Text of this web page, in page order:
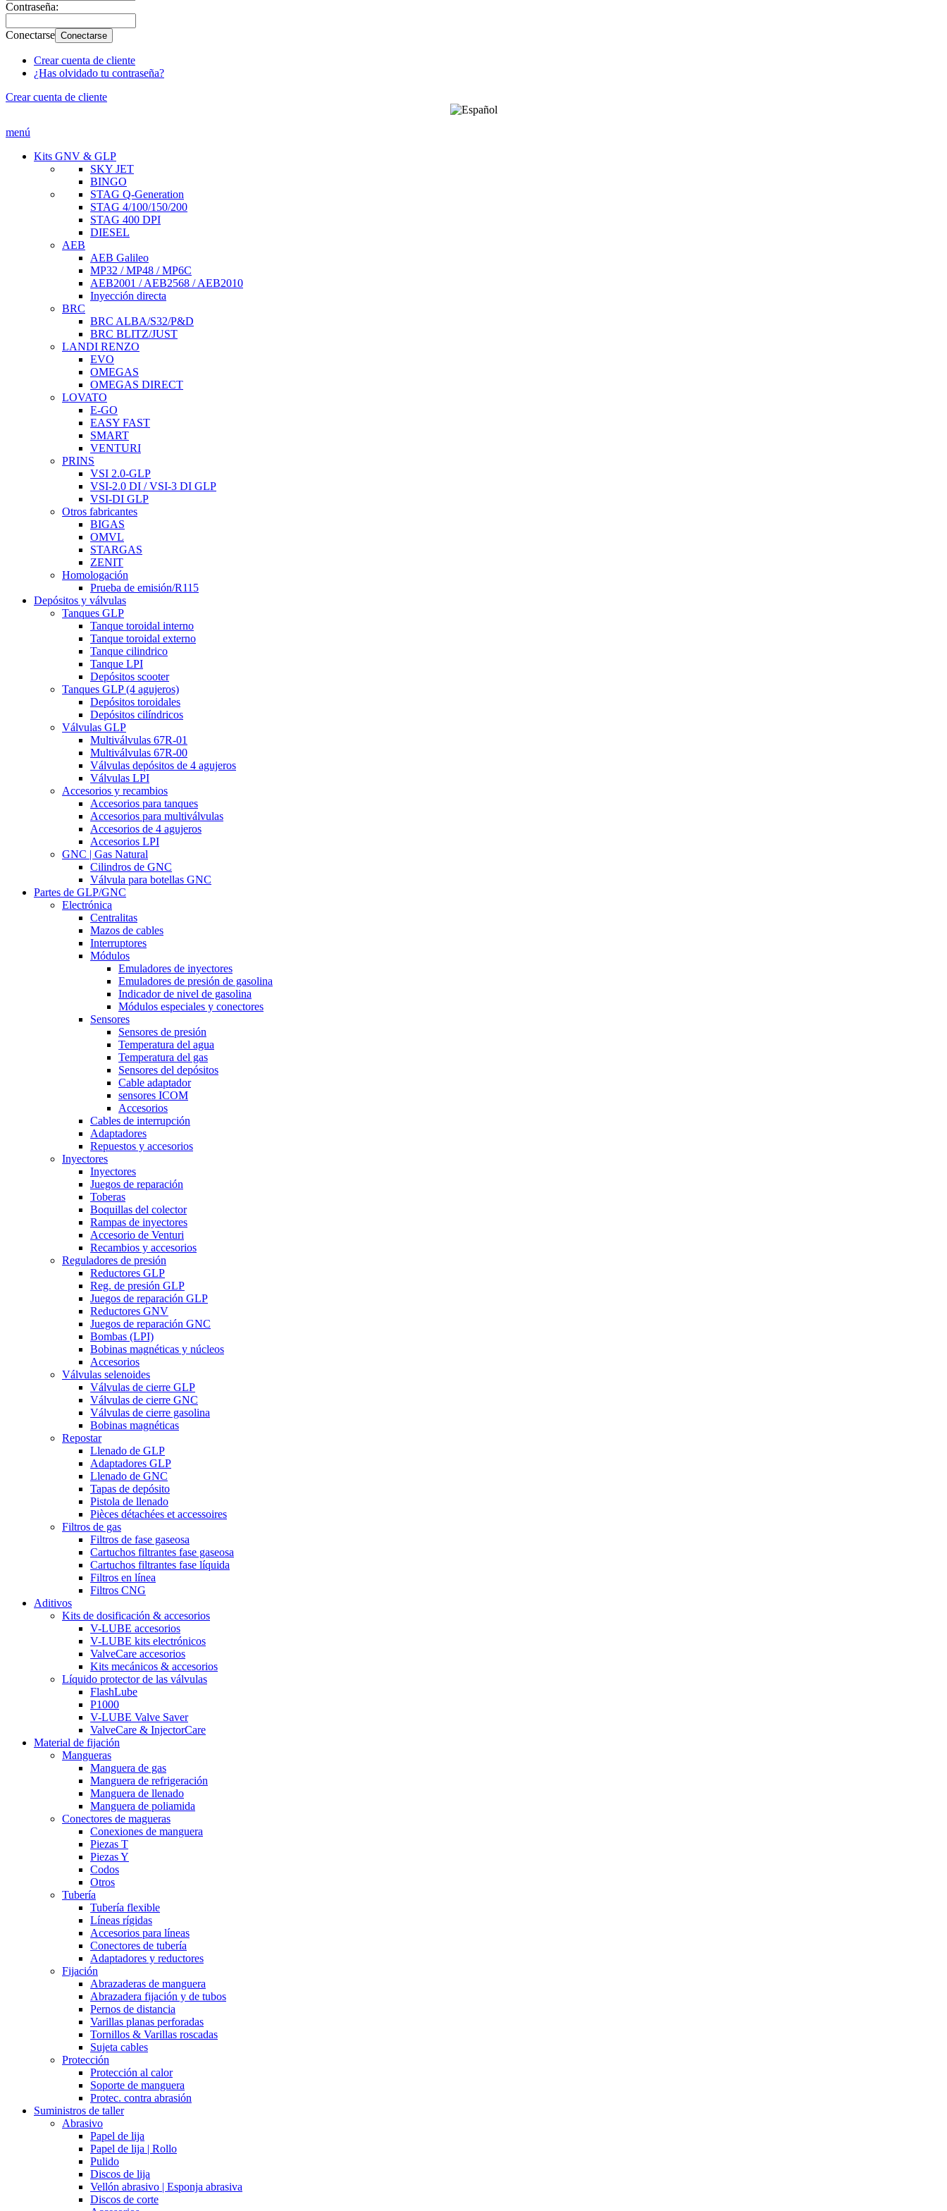
Contraseña:
Conectarse Conectarse
Crear cuenta de cliente
¿Has olvidado tu contraseña?
Crear cuenta de cliente
menú
Kits GNV & GLP
SKY JET
BINGO
STAG Q-Generation
STAG 4/100/150/200
STAG 400 DPI
DIESEL
AEB
AEB Galileo
MP32 / MP48 / MP6C
AEB2001 / AEB2568 / AEB2010
Inyección directa
BRC
BRC ALBA/S32/P&D
BRC BLITZ/JUST
LANDI RENZO
EVO
OMEGAS
OMEGAS DIRECT
LOVATO
E-GO
EASY FAST
SMART
VENTURI
PRINS
VSI 2.0-GLP
VSI-2.0 DI / VSI-3 DI GLP
VSI-DI GLP
Otros fabricantes
BIGAS
OMVL
STARGAS
ZENIT
Homologación
Prueba de emisión/R115
Depósitos y válvulas
Tanques GLP
Tanque toroidal interno
Tanque toroidal externo
Tanque cilindrico
Tanque LPI
Depósitos scooter
Tanques GLP (4 agujeros)
Depósitos toroidales
Depósitos cilíndricos
Válvulas GLP
Multiválvulas 67R-01
Multiválvulas 67R-00
Válvulas depósitos de 4 agujeros
Válvulas LPI
Accesorios y recambios
Accesorios para tanques
Accesorios para multiválvulas
Accesorios de 4 agujeros
Accesorios LPI
GNC | Gas Natural
Cilindros de GNC
Válvula para botellas GNC
Partes de GLP/GNC
Electrónica
Centralitas
Mazos de cables
Interruptores
Módulos
Emuladores de inyectores
Emuladores de presión de gasolina
Indicador de nivel de gasolina
Módulos especiales y conectores
Sensores
Sensores de presión
Temperatura del agua
Temperatura del gas
Sensores del depósitos
Cable adaptador
sensores ICOM
Accesorios
Cables de interrupción
Adaptadores
Repuestos y accesorios
Inyectores
Inyectores
Juegos de reparación
Toberas
Boquillas del colector
Rampas de inyectores
Accesorio de Venturi
Recambios y accesorios
Reguladores de presión
Reductores GLP
Reg. de presión GLP
Juegos de reparación GLP
Reductores GNV
Juegos de reparación GNC
Bombas (LPI)
Bobinas magnéticas y núcleos
Accesorios
Válvulas selenoides
Válvulas de cierre GLP
Válvulas de cierre GNC
Válvulas de cierre gasolina
Bobinas magnéticas
Repostar
Llenado de GLP
Adaptadores GLP
Llenado de GNC
Tapas de depósito
Pistola de llenado
Pièces détachées et accessoires
Filtros de gas
Filtros de fase gaseosa
Cartuchos filtrantes fase gaseosa
Cartuchos filtrantes fase líquida
Filtros en línea
Filtros CNG
Aditivos
Kits de dosificación & accesorios
V-LUBE accesorios
V-LUBE kits electrónicos
ValveCare accesorios
Kits mecánicos & accesorios
Líquido protector de las válvulas
FlashLube
P1000
V-LUBE Valve Saver
ValveCare & InjectorCare
Material de fijación
Mangueras
Manguera de gas
Manguera de refrigeración
Manguera de llenado
Manguera de poliamida
Conectores de magueras
Conexiones de manguera
Piezas T
Piezas Y
Codos
Otros
Tubería
Tubería flexible
Líneas rígidas
Accesorios para líneas
Conectores de tubería
Adaptadores y reductores
Fijación
Abrazaderas de manguera
Abrazadera fijación y de tubos
Pernos de distancia
Varillas planas perforadas
Tornillos & Varillas roscadas
Sujeta cables
Protección
Protección al calor
Soporte de manguera
Protec. contra abrasión
Suministros de taller
Abrasivo
Papel de lija
Papel de lija | Rollo
Pulido
Discos de lija
Vellón abrasivo | Esponja abrasiva
Discos de corte